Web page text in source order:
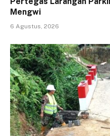
Mengwi
6 Agustus, 2026